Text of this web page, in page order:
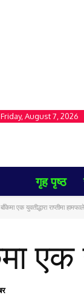
Friday, August 7, 2026
गृह पृष्ठ
बाँकेमा एक युवतीद्धारा राप्तीमा
एक